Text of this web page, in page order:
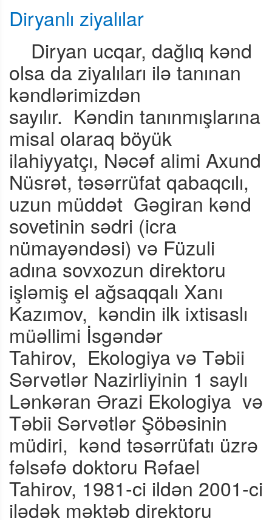
Diryanlı ziyalılar
Diryan ucqar, dağlıq kənd
olsa da ziyalıları ilə tanınan
kəndlərimizdən
sayılır. Kəndin tanınmışlarına
misal olaraq böyük
ilahiyyatçı, Nəcəf alimi Axund
Nüsrət, təsərrüfat qabaqcılı,
uzun müddət Gəgiran kənd
sovetinin sədri (icra
nümayəndəsi) və Füzuli
adına sovxozun direktoru
işləmiş el ağsaqqalı Xanı
Kazımov, kəndin ilk ixtisaslı
müəllimi İsgəndər
Tahirov, Ekologiya və Təbii
Sərvətlər Nazirliyinin 1 saylı
Lənkəran Ərazi Ekologiya və
Təbii Sərvətlər Şöbəsinin
müdiri, kənd təsərrüfatı üzrə
fəlsəfə doktoru Rəfael
Tahirov, 1981-ci ildən 2001-ci
ilədək məktəb direktoru